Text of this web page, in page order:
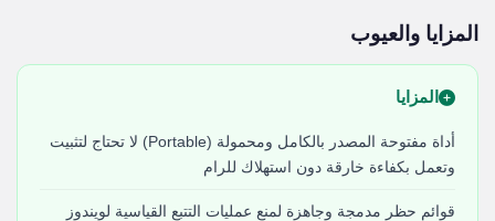
المزايا والعيوب
المزايا
أداة مفتوحة المصدر بالكامل ومحمولة (Portable) لا تحتاج لتثبيت
وتعمل بكفاءة خارقة دون استهلاك للرام
قوائم حظر مدمجة وجاهزة لمنع عمليات التتبع القياسية لويندوز